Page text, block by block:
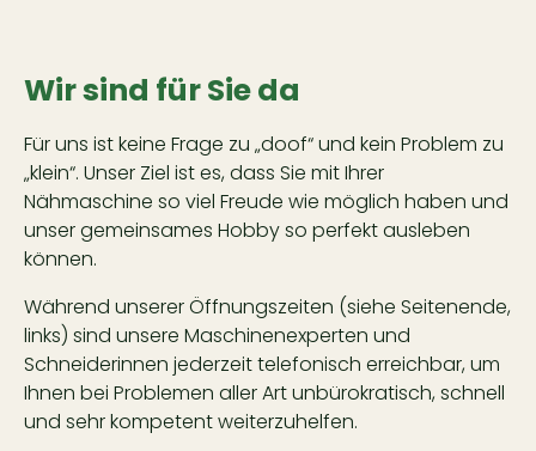
Wir sind für Sie da
Für uns ist keine Frage zu „doof“ und kein Problem zu
„klein“. Unser Ziel ist es, dass Sie mit Ihrer
Nähmaschine so viel Freude wie möglich haben und
unser gemeinsames Hobby so perfekt ausleben
können.
Während unserer Öffnungszeiten (siehe Seitenende,
links) sind unsere Maschinenexperten und
Schneiderinnen jederzeit telefonisch erreichbar, um
Ihnen bei Problemen aller Art unbürokratisch, schnell
und sehr kompetent weiterzuhelfen.